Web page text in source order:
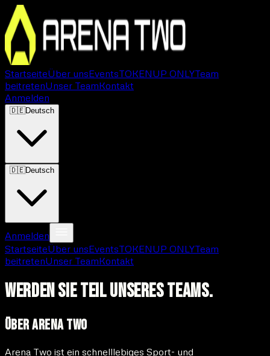
StartseiteÜber unsEventsTOKENUP ONLYTeam
beitretenUnser TeamKontakt
Anmelden
🇩🇪Deutsch
🇩🇪Deutsch
Anmelden
StartseiteÜber unsEventsTOKENUP ONLYTeam
beitretenUnser TeamKontakt
WERDEN SIE TEIL UNSERES TEAMS.
Über Arena Two
Arena Two ist ein schnelllebiges Sport- und